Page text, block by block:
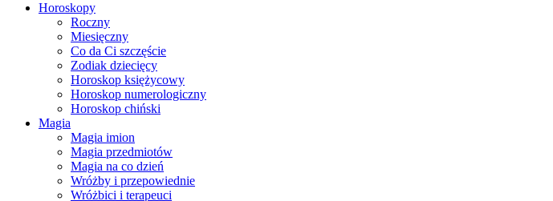
Horoskopy
Roczny
Miesięczny
Co da Ci szczęście
Zodiak dziecięcy
Horoskop księżycowy
Horoskop numerologiczny
Horoskop chiński
Magia
Magia imion
Magia przedmiotów
Magia na co dzień
Wróżby i przepowiednie
Wróżbici i terapeuci